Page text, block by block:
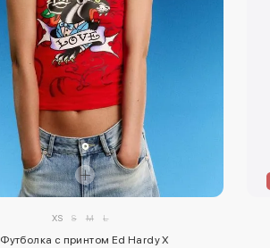
XS S M L
Футболка с принтом Ed Hardy X